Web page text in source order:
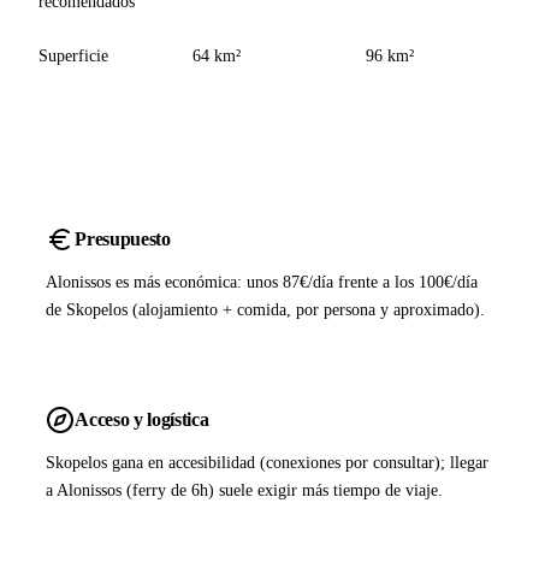
Superficie 64 km² 96 km²
Presupuesto
Alonissos es más económica: unos 87€/día frente a los 100€/día
de Skopelos (alojamiento + comida, por persona y aproximado).
Acceso y logística
Skopelos gana en accesibilidad (conexiones por consultar); llegar
a Alonissos (ferry de 6h) suele exigir más tiempo de viaje.